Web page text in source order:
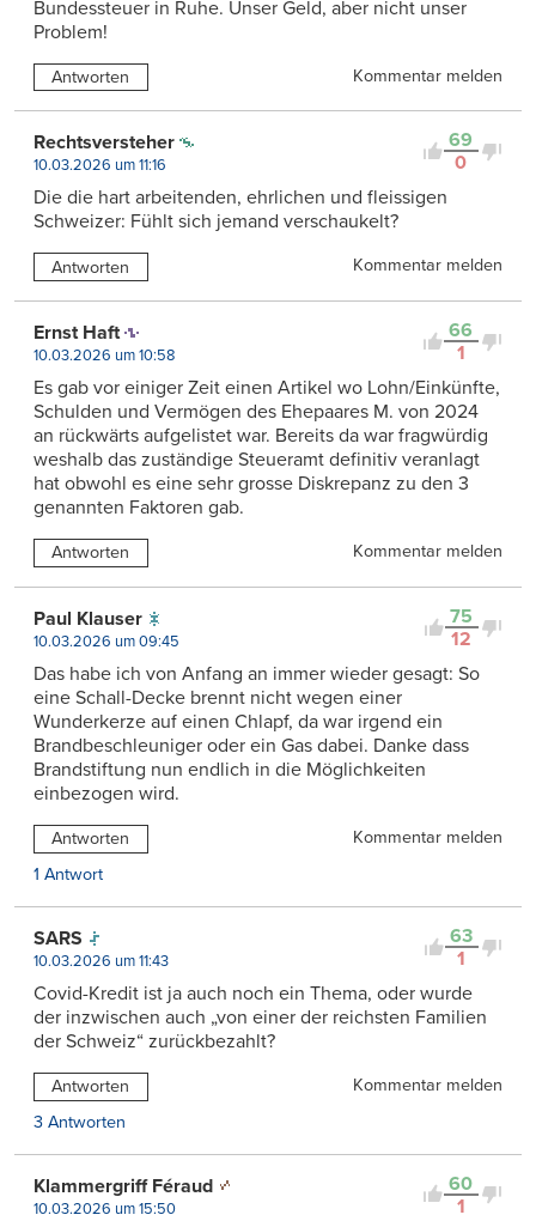
Bundessteuer in Ruhe. Unser Geld, aber nicht unser
Problem!
Antworten Kommentar melden
69
0
Rechtsversteher
10.03.2026 um 11:16
Die die hart arbeitenden, ehrlichen und fleissigen
Schweizer: Fühlt sich jemand verschaukelt?
Antworten Kommentar melden
66
1
Ernst Haft
10.03.2026 um 10:58
Es gab vor einiger Zeit einen Artikel wo Lohn/Einkünfte,
Schulden und Vermögen des Ehepaares M. von 2024
an rückwärts aufgelistet war. Bereits da war fragwürdig
weshalb das zuständige Steueramt definitiv veranlagt
hat obwohl es eine sehr grosse Diskrepanz zu den 3
genannten Faktoren gab.
Antworten Kommentar melden
75
12
Paul Klauser
10.03.2026 um 09:45
Das habe ich von Anfang an immer wieder gesagt: So
eine Schall-Decke brennt nicht wegen einer
Wunderkerze auf einen Chlapf, da war irgend ein
Brandbeschleuniger oder ein Gas dabei. Danke dass
Brandstiftung nun endlich in die Möglichkeiten
einbezogen wird.
Antworten
Kommentar melden
1 Antwort
63
1
SARS
10.03.2026 um 11:43
Covid-Kredit ist ja auch noch ein Thema, oder wurde
der inzwischen auch „von einer der reichsten Familien
der Schweiz“ zurückbezahlt?
Antworten
Kommentar melden
3 Antworten
60
1
Klammergriff Féraud
10.03.2026 um 15:50